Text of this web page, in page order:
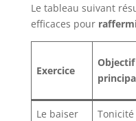
Le tableau suivant
efficaces pour
Exercice
Objectif
Le baiser
Tonicité